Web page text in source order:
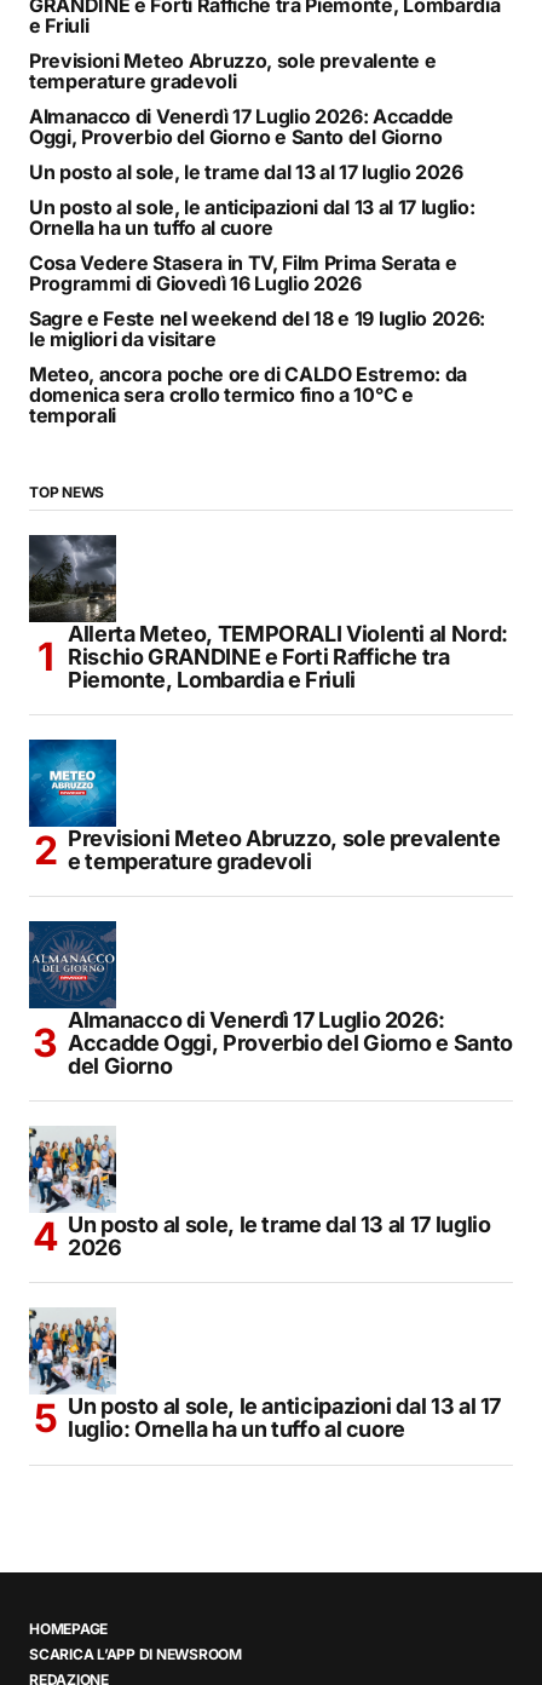
GRANDINE e Forti Raffiche tra Piemonte, Lombardia
e Friuli
Previsioni Meteo Abruzzo, sole prevalente e
temperature gradevoli
Almanacco di Venerdì 17 Luglio 2026: Accadde
Oggi, Proverbio del Giorno e Santo del Giorno
Un posto al sole, le trame dal 13 al 17 luglio 2026
Un posto al sole, le anticipazioni dal 13 al 17 luglio:
Ornella ha un tuffo al cuore
Cosa Vedere Stasera in TV, Film Prima Serata e
Programmi di Giovedì 16 Luglio 2026
Sagre e Feste nel weekend del 18 e 19 luglio 2026:
le migliori da visitare
Meteo, ancora poche ore di CALDO Estremo: da
domenica sera crollo termico fino a 10°C e
temporali
TOP NEWS
Allerta Meteo, TEMPORALI Violenti al Nord:
Rischio GRANDINE e Forti Raffiche tra
Piemonte, Lombardia e Friuli
Previsioni Meteo Abruzzo, sole prevalente
e temperature gradevoli
Almanacco di Venerdì 17 Luglio 2026:
Accadde Oggi, Proverbio del Giorno e Santo
del Giorno
Un posto al sole, le trame dal 13 al 17 luglio
2026
Un posto al sole, le anticipazioni dal 13 al 17
luglio: Ornella ha un tuffo al cuore
HOMEPAGE
SCARICA L’APP DI NEWSROOM
REDAZIONE